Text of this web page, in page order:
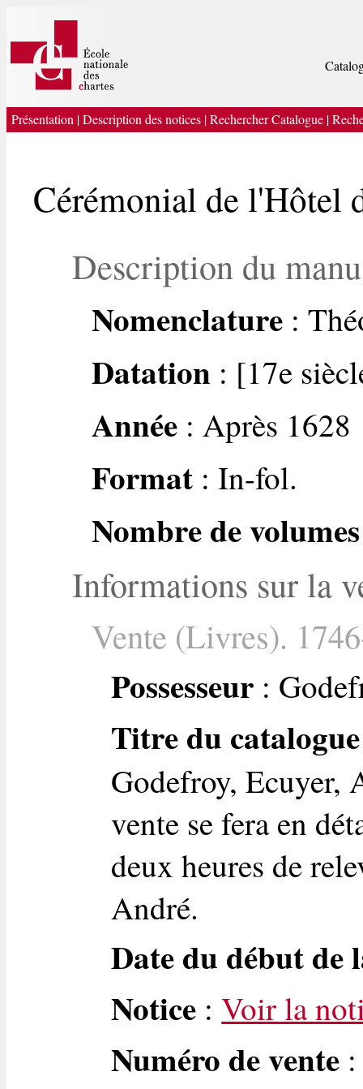
Présentation |Description des notices |Rechercher Catalogue |
Cérémonial de l'Hôtel
Description du
Nomenclature:
Datation : [17e
Année: Après 1628
Format: In-fol.
Nombre de volumes
Informations sur la
Vente (Livres).
Possesseur :
Titre du catalogue
Godefroy, Ecuyer,
vente se fera en
deux heures de
André.
Date du début de
Notice :Voir la
Numéro de vente